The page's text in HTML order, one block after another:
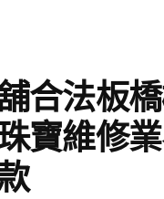
合法板
寶維修